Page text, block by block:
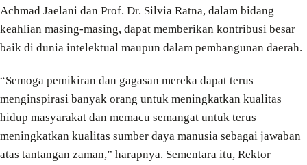
Achmad Jaelani dan Prof. Dr. Silvia Ratna, dalam bidang
keahlian masing-masing, dapat memberikan kontribusi besar
baik di dunia intelektual maupun dalam pembangunan daerah.
“Semoga pemikiran dan gagasan mereka dapat terus
menginspirasi banyak orang untuk meningkatkan kualitas
hidup masyarakat dan memacu semangat untuk terus
meningkatkan kualitas sumber daya manusia sebagai jawaban
atas tantangan zaman,” harapnya. Sementara itu, Rektor